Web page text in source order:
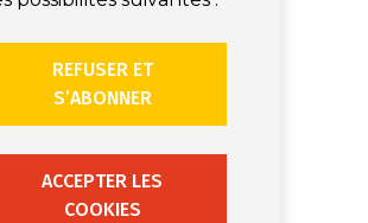
REFUSER ET
S’ABONNER
ACCEPTER LES
COOKIES